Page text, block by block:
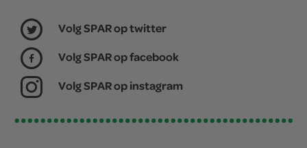
Volg SPAR op twitter
Volg SPAR op facebook
Volg SPAR op instagram